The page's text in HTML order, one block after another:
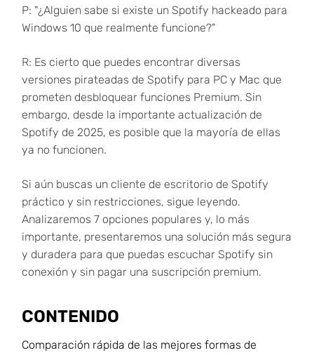
P: "¿Alguien sabe si existe un Spotify hackeado para
Windows 10 que realmente funcione?"
R: Es cierto que puedes encontrar diversas
versiones pirateadas de Spotify para PC y Mac que
prometen desbloquear funciones Premium. Sin
embargo, desde la importante actualización de
Spotify de 2025, es posible que la mayoría de ellas
ya no funcionen.
Si aún buscas un cliente de escritorio de Spotify
práctico y sin restricciones, sigue leyendo.
Analizaremos 7 opciones populares y, lo más
importante, presentaremos una solución más segura
y duradera para que puedas escuchar Spotify sin
conexión y sin pagar una suscripción premium.
CONTENIDO
Comparación rápida de las mejores formas de